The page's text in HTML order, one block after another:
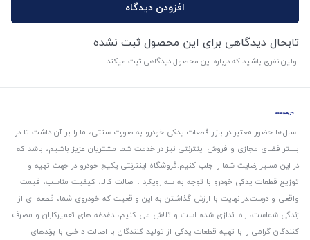
افزودن دیدگاه
تابحال دیدگاهی برای این محصول ثبت نشده
اولین نفری باشید که درباره این محصول دیدگاهی ثبت میکند
سال‌ها حضور معتبر در بازار قطعات یدکی خودرو به صورت سنتی، ما را بر آن داشت تا در
بستر فضای مجازی و فروش اینترنتی نیز در خدمت شما مشتریان عزیز باشیم، باشد که
در این مسیر رضایت شما را جلب کنیم.فروشگاه اینترنتی پکیج خودرو در جهت تهیه و
توزیع قطعات یدکی خودرو با توجه به سه رویکرد : اصالت کالا، کیفیت مناسب، قیمت
واقعی و درست.در نهایت با ارزش گذاشتن به این واقعیت که خودروی شما، قطعه ای از
زندگی شماست، راه اندازی شده است و تلاش می کنیم، دغدغه های تعمیرکاران و مصرف
کنندگان گرامی را با تهیه قطعات یدکی از تولید کنندگان با اصالت داخلی با برندهای